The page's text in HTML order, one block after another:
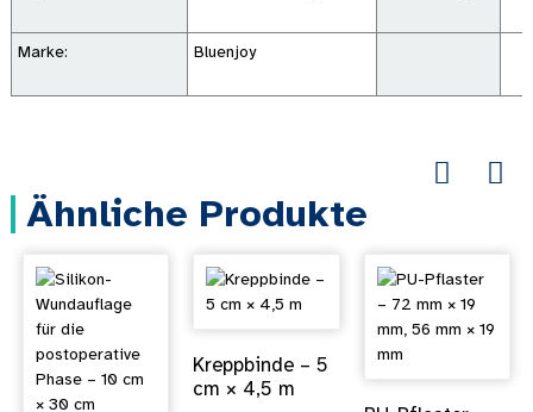
Marke: Bluenjoy
Ähnliche Produkte
Kreppbinde – 5
cm × 4,5 m